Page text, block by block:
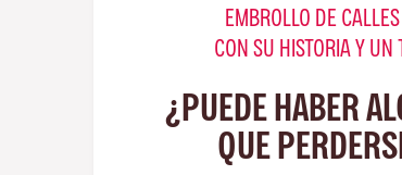
EMBROLLO DE
CON SU HISTORIA Y UN
¿PUEDE HABER
QUE